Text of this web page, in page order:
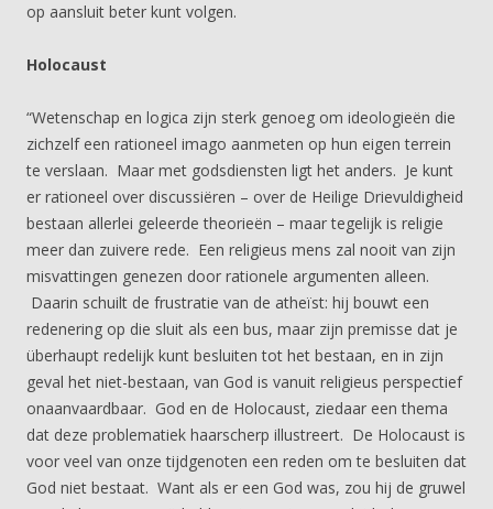
op aansluit beter kunt volgen.
Holocaust
“Wetenschap en logica zijn sterk genoeg om ideologieën die
zichzelf een rationeel imago aanmeten op hun eigen terrein
te verslaan. Maar met godsdiensten ligt het anders. Je kunt
er rationeel over discussiëren – over de Heilige Drievuldigheid
bestaan allerlei geleerde theorieën – maar tegelijk is religie
meer dan zuivere rede. Een religieus mens zal nooit van zijn
misvattingen genezen door rationele argumenten alleen.
Daarin schuilt de frustratie van de atheïst: hij bouwt een
redenering op die sluit als een bus, maar zijn premisse dat je
überhaupt redelijk kunt besluiten tot het bestaan, en in zijn
geval het niet-bestaan, van God is vanuit religieus perspectief
onaanvaardbaar. God en de Holocaust, ziedaar een thema
dat deze problematiek haarscherp illustreert. De Holocaust is
voor veel van onze tijdgenoten een reden om te besluiten dat
God niet bestaat. Want als er een God was, zou hij de gruwel